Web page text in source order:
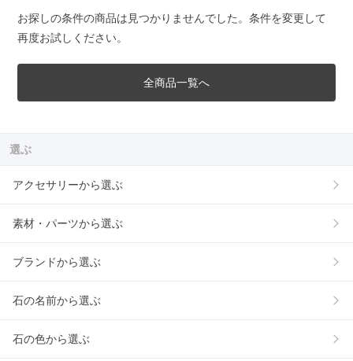
お探しの条件の商品は見つかりませんでした。条件を変更して
再度お試しください。
全商品一覧へ
選ぶ
アクセサリーから選ぶ
素材・パーツから選ぶ
ブランドから選ぶ
石の名前から選ぶ
石の色から選ぶ